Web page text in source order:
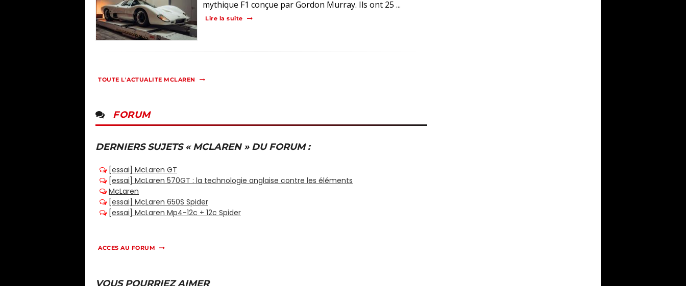
mythique F1 conçue par Gordon Murray. Ils ont 25 ...
Lire la suite
TOUTE L'ACTUALITE MCLAREN
FORUM
DERNIERS SUJETS « MCLAREN » DU FORUM :
ACCES AU FORUM
VOUS POURRIEZ AIMER